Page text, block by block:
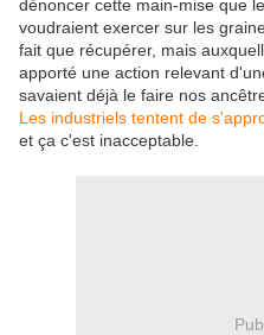
dénoncer cette main-mise que
voudraient exercer sur les
fait que récupérer, mais
apporté une action relevant
savaient déjà le faire nos
Les industriels tentent de
et ça c'est inacceptable.